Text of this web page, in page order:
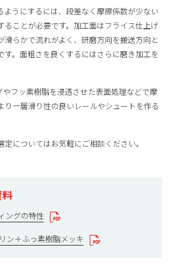
ようにするには、段差なく摩擦係数が少ない
ることが必要です。加工面はフライス仕上げ
滑らかで流れがよく、研磨方向を搬送方向と
す。面粗さを良くするにはさらに磨き加工を
やフッ素樹脂を浸透させた表面処理などで摩
り一層滑り性の良いレールやシュートを作る
についてはお気軽にご相談ください。
ングの特性
ン＋ふっ素樹脂メッキ